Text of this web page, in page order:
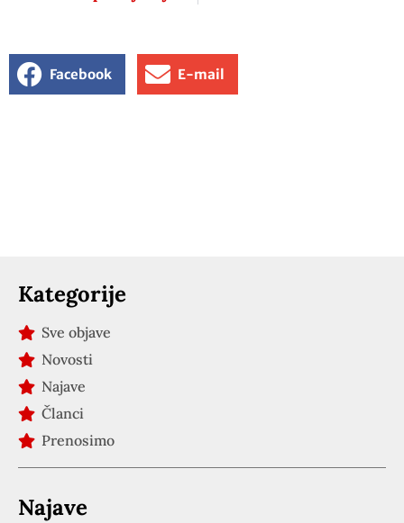
Facebook E-mail
Kategorije
Sve objave
Novosti
Najave
Članci
Prenosimo
Najave